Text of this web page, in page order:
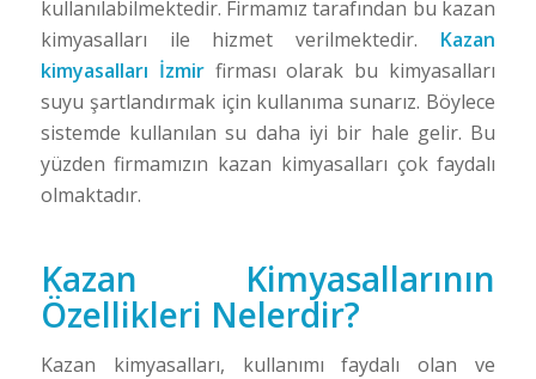
kullanılabilmektedir. Firmamız tarafından bu kazan
kimyasalları ile hizmet verilmektedir. Kazan
kimyasalları İzmir firması olarak bu kimyasalları
suyu şartlandırmak için kullanıma sunarız. Böylece
sistemde kullanılan su daha iyi bir hale gelir. Bu
yüzden firmamızın kazan kimyasalları çok faydalı
olmaktadır.
Kazan Kimyasallarının
Özellikleri Nelerdir?
Kazan kimyasalları, kullanımı faydalı olan ve